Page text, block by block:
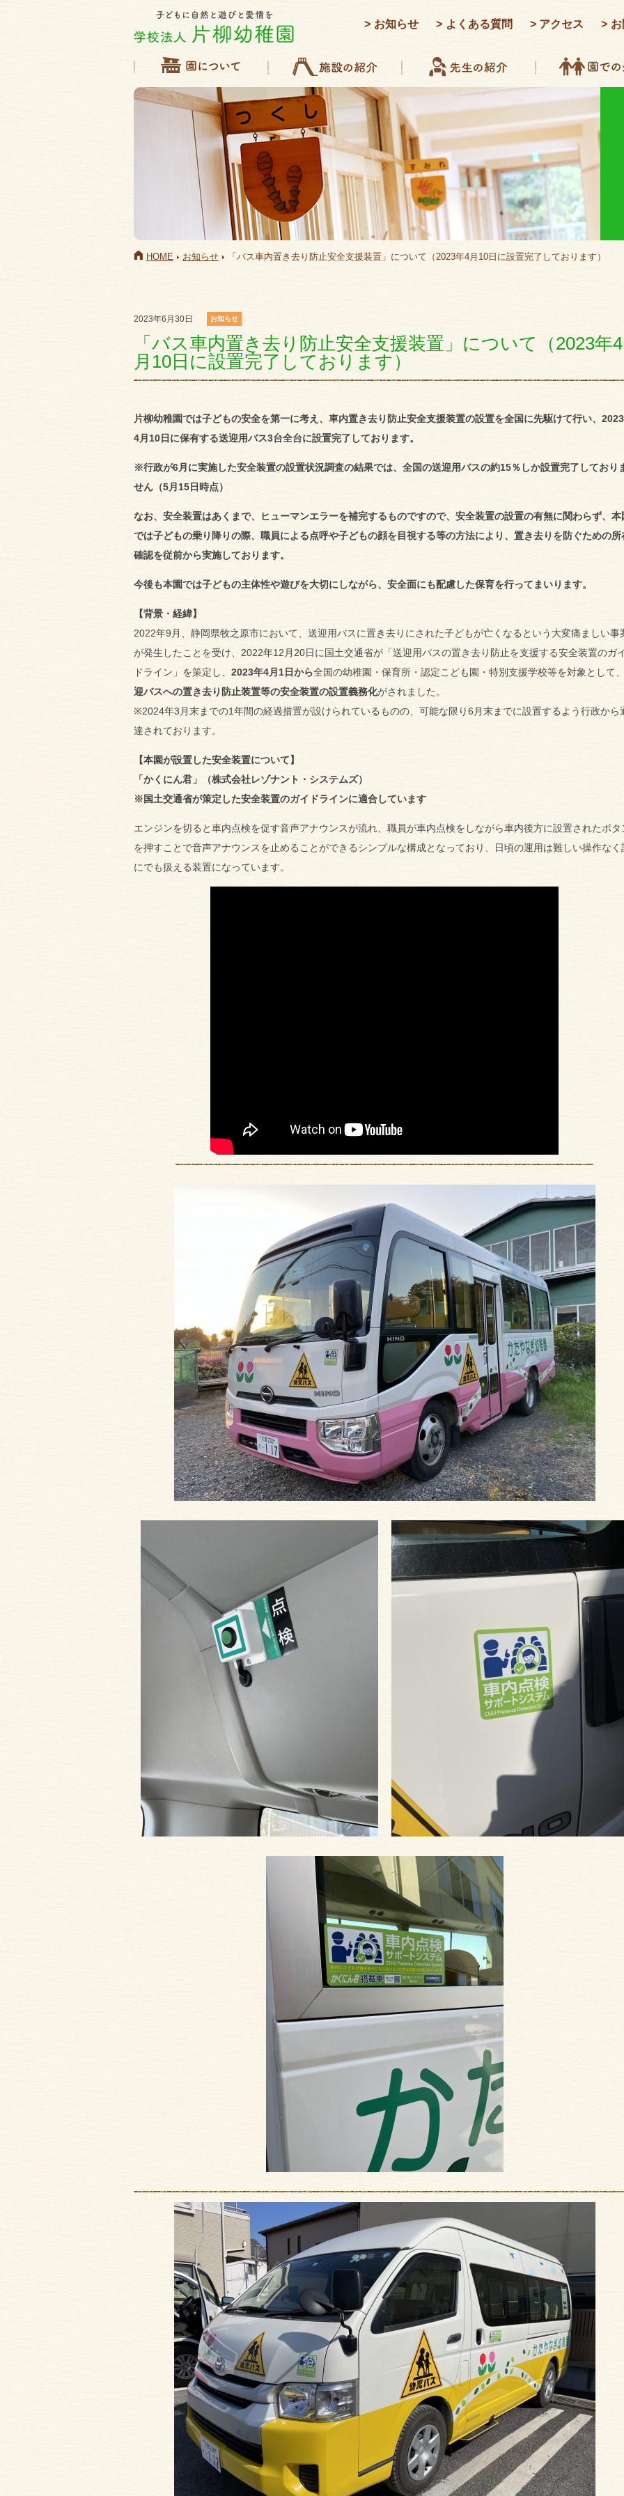
お知らせ よくある質問 アクセス
HOME お知らせ 「バス車内置き去り防止安全支援装置」について（2023年4月10日に設置完了しております）
2023年6月30日 お知らせ
「バス車内置き去り防止安全支援装置」について（2023年4
月10日に設置完了しております）
片柳幼稚園では子どもの安全を第一に考え、車内置き去り防止安全支援装置の設置を全国に先駆けて行い、
4月10日に保有する送迎用バス3台全台に設置完了しております。
※行政が6月に実施した安全装置の設置状況調査の結果では、全国の送迎用バスの約15％しか設置完了しており
せん（5月15日時点）
なお、安全装置はあくまで、ヒューマンエラーを補完するものですので、安全装置の設置の有無に関わらず、本
では子どもの乗り降りの際、職員による点呼や子どもの顔を目視する等の方法により、置き去りを防ぐための所
確認を従前から実施しております。
今後も本園では子どもの主体性や遊びを大切にしながら、安全面にも配慮した保育を行ってまいります。
【背景・経緯】
2022年9月、静岡県牧之原市において、送迎用バスに置き去りにされた子どもが亡くなるという大変痛ましい事
が発生したことを受け、2022年12月20日に国土交通省が「送迎用バスの置き去り防止を支援する安全装置のガ
ドライン」を策定し、 2023年4月1日から全国の幼稚園・保育所・認定こども園・特別支援学校等を対象として
迎バスへの置き去り防止装置等の安全装置の設置義務化がされました。
※2024年3月末までの1年間の経過措置が設けられているものの、可能な限り6月末までに設置するよう行政から
達されております。
【本園が設置した安全装置について】
「かくにん君」（株式会社レゾナント・システムズ）
※国土交通省が策定した安全装置のガイドラインに適合しています
エンジンを切ると車内点検を促す音声アナウンスが流れ、職員が車内点検をしながら車内後方に設置されたボタ
を押すことで音声アナウンスを止めることができるシンプルな構成となっており、日頃の運用は難しい操作なく
にでも扱える装置になっています。